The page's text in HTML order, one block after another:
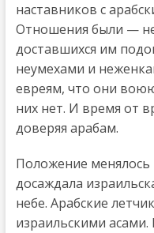
наставников с
Отношения были — не
доставшихся им
неумехами и
евреям, что они
них нет. И время от
доверяя арабам.
Положение
досаждала
небе. Арабские
израильскими асами.